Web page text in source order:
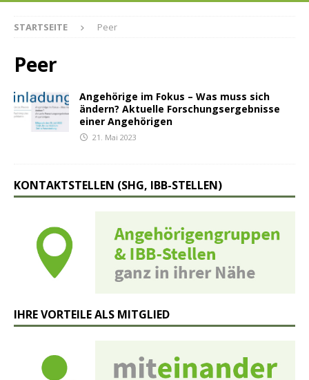
STARTSEITE Peer
Peer
Angehörige im Fokus – Was muss sich
ändern? Aktuelle Forschungsergebnisse
einer Angehörigen
21. Mai 2023
KONTAKTSTELLEN (SHG, IBB-STELLEN)
IHRE VORTEILE ALS MITGLIED